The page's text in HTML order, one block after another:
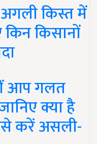
किस्त में
किसानों
आप गलत
क्या है
करें असली-